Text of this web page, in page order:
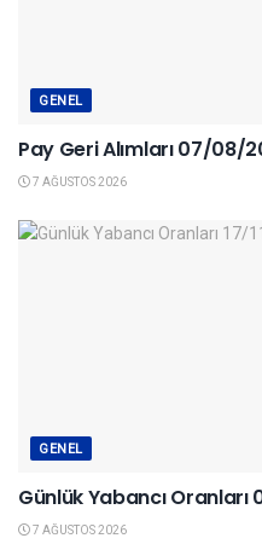
GENEL
Pay Geri Alımları 07/08/
7 AĞUSTOS 2026
GENEL
Günlük Yabancı
7 AĞUSTOS 2026